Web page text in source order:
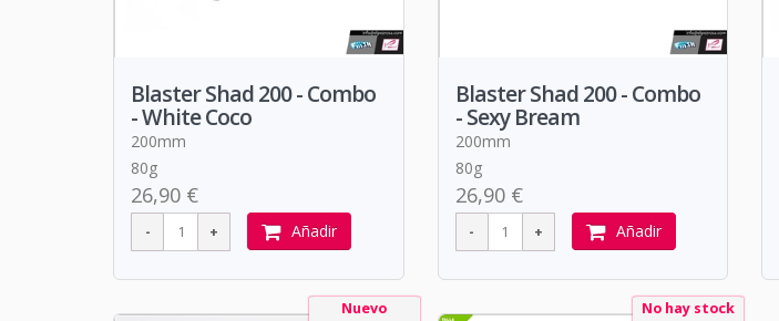
Blaster Shad 200 - Combo
- White Coco
200mm
80g
26,90 €
Añadir
Blaster Shad 200 - Combo
- Sexy Bream
200mm
80g
26,90 €
Añadir
Nuevo No hay stock